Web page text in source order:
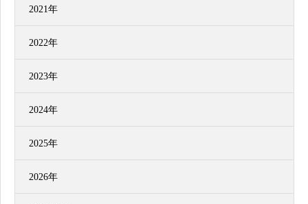
2021年
2022年
2023年
2024年
2025年
2026年